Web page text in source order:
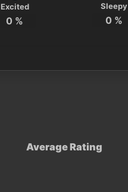
Excited
0 %
Sleepy
0 %
Average Rating